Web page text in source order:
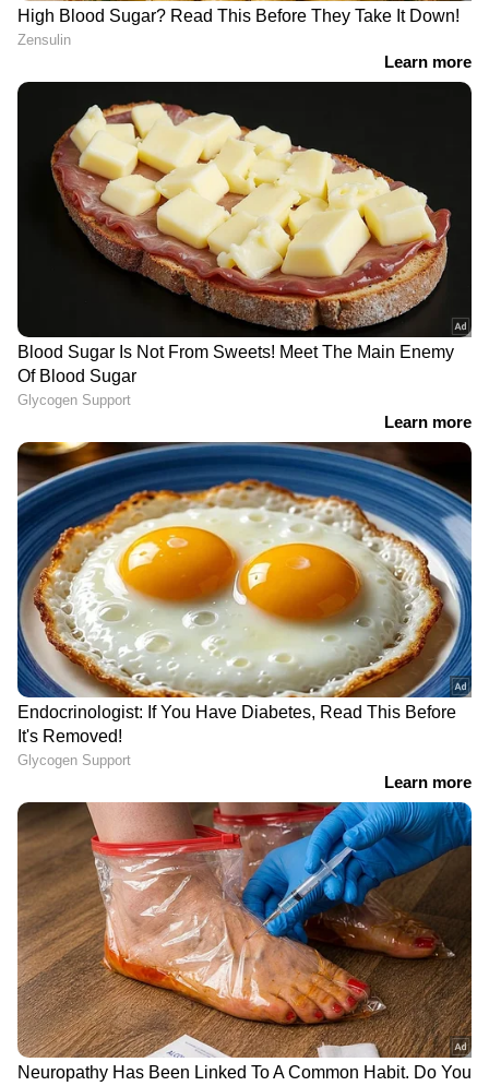
READ MORE:
ട്രംപിനെ വധിക്കാൻ ശ്രമിച്ചാൽ
യുദ്ധമായി കണക്കാക്കുമെന്ന് അമേരിക്ക;
ഒരിക്കലുമില്ലെന്ന് ഇറാൻ, രേഖാമൂലം
ഉറപ്പുനൽകി
അമേരിക്കൻ സൈനിക
ഇറാൻ, ജനറൽ സെക്രട്ടറി
അന്റോണിയോ ഗുട്ടെറസിന്
കത്ത്
ദാ വന്നു, ദേ പോയി!
പ്രധാനമന്ത്രിമാർ വാഴാത്ത
രാജ്യമെന്ന 'ശാപം'
നോർത്ത്'; ആൻഡി
ബേണം തിങ്കളാഴ്ച
അധികാരത്തിലേറും
LATEST VIDEOS
പത്രിക തള്ളിയവരുടെ പേര്
സ്ഥാനാര്‍ത്ഥി പട്ടികയിൽ; ഷാര്‍ജ
ഇന്ത്യൻ അസോസിയേഷൻ
തെര‍ഞ്ഞെടുപ്പിൽ തര്‍ക്കം
ഹോൾസെയിൽ കടയിൽ നിന്ന് 30
ലക്ഷം രൂപയുടെ സിഗരറ്റ്
മോഷണം; തമിഴ്നാട് സ്വദേശി
പിടിയിൽ | Kannur